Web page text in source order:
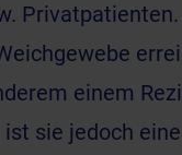
einem
sie jedoch eine